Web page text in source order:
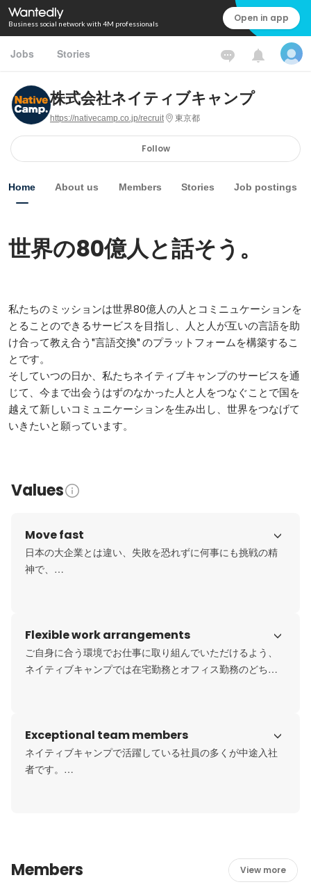
Business social network with 4M professionals Open in app
Jobs Stories
株式会社ネイティブキャンプ
https://nativecamp.co.jp/recruit 東京都
Follow
Home About us Members Stories Job postings
世界の80億人と話そう。
私たちのミッションは世界80億人の人とコミニュケーションを
とることのできるサービスを目指し、人と人が互いの言語を助
け合って教え合う"言語交換" のプラットフォームを構築するこ
とです。
そしていつの日か、私たちネイティブキャンプのサービスを通
じて、今まで出会うはずのなかった人と人をつなぐことで国を
越えて新しいコミュニケーションを生み出し、世界をつなげて
Values
Move fast
日本の大企業とは違い、失敗を恐れずに何事にも挑戦の精
神で、
Flexible work arrangements
ご自身に合う環境でお仕事に取り組んでいただけるよう、
ネイティブキャンプでは在宅勤務とオフィス勤務のどちら
Exceptional team members
ネイティブキャンプで活躍している社員の多くが中途入社
者です。
Members View more